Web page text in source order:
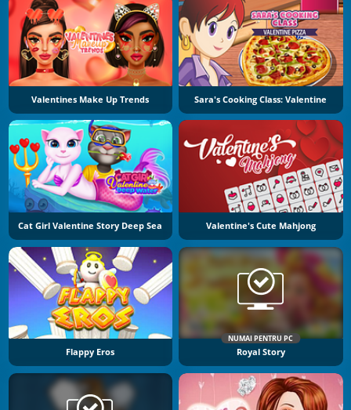
Valentines Make Up Trends Sara's Cooking Class: Valentine
Cat Girl Valentine Story Deep Sea Valentine's Cute Mahjong
Flappy Eros
NUMAI PENTRU PC
Royal Story